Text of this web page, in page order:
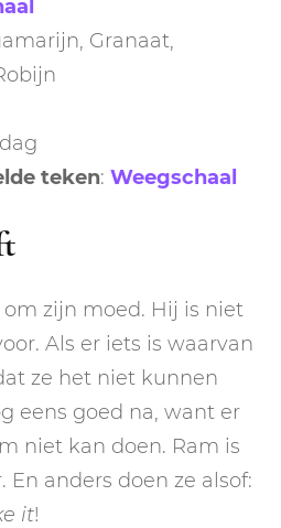
Granaat,
teken: Weegschaal
zijn moed. Hij is niet
Als er iets is waarvan
ze het niet kunnen
eens goed na, want er
niet kan doen. Ram is
En anders doen ze alsof:
it!